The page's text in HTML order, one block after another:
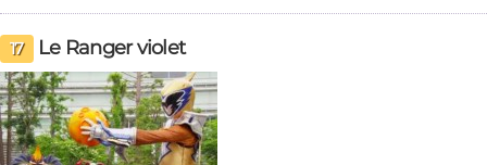
17 Le Ranger violet